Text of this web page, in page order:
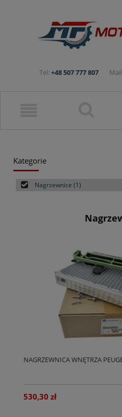
Tel: +48 507 777 807
Kategorie
Nagrzewnice (1)
NAGRZEWNICA WNĘTRZA
530,30 zł